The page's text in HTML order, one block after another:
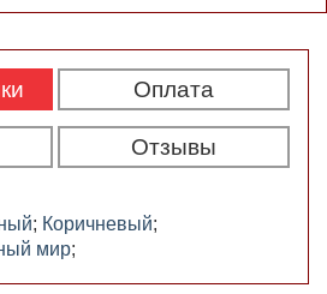
Оплата
Отзывы
; Коричневый;
мир;